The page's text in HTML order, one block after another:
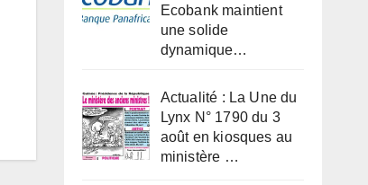
Ecobank maintient
une solide
dynamique…
Actualité : La Une du
Lynx N° 1790 du 3
août en kiosques au
ministère …